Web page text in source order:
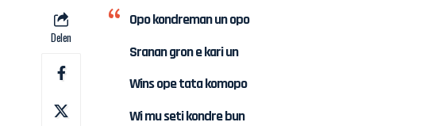
Delen
Opo kondreman un opo
Sranan gron e kari un
Wins ope tata komopo
Wi mu seti kondre bun